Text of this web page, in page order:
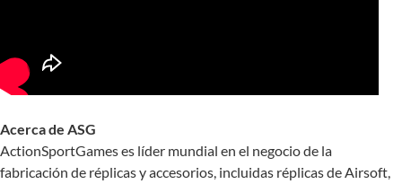
Acerca de ASG
ActionSportGames es líder mundial en el negocio de la
fabricación de réplicas y accesorios, incluidas réplicas de Airsoft,